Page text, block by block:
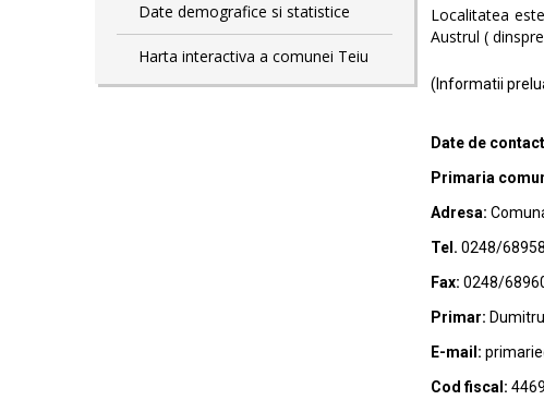
Date demografice si statistice
Harta interactiva a comunei Teiu
Localitatea
Austrul (
(Informatii
Date de
Primaria
Adresa:
Tel. 0248/
Fax: 0248/
Primar:
E-mail:
Cod fiscal: